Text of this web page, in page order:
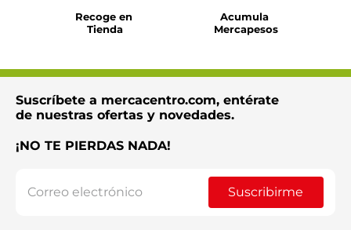
Recoge en
Tienda
Acumula
Mercapesos
Suscríbete a mercacentro.com, entérate
de nuestras ofertas y novedades.
¡NO TE PIERDAS NADA!
Suscribirme